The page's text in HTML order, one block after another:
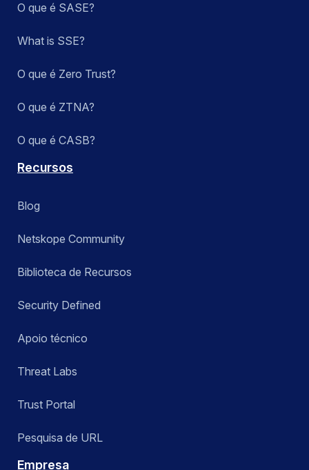
O que é SASE?
What is SSE?
O que é Zero Trust?
O que é ZTNA?
O que é CASB?
Recursos
Blog
Netskope Community
Biblioteca de Recursos
Security Defined
Apoio técnico
Threat Labs
Trust Portal
Pesquisa de URL
Empresa